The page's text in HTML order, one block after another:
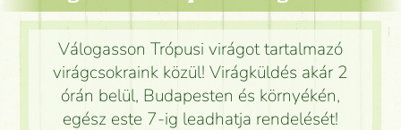
Válogasson Trópusi virágot tartalmazó
virágcsokraink közül! Virágküldés akár 2
órán belül, Budapesten és környékén,
egész este 7-ig leadhatja rendelését!